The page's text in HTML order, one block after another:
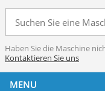
Haben Sie die Maschine
Kontaktieren Sie uns
MENU